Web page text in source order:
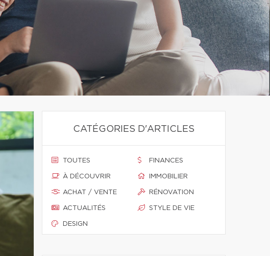
CATÉGORIES D'ARTICLES
TOUTES
À DÉCOUVRIR
ACHAT / VENTE
ACTUALITÉS
DESIGN
FINANCES
IMMOBILIER
RÉNOVATION
STYLE DE VIE